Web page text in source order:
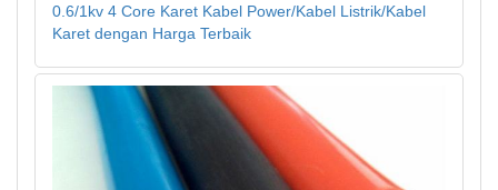
0.6/1kv 4 Core Karet Kabel Power/Kabel Listrik/Kabel
Karet dengan Harga Terbaik